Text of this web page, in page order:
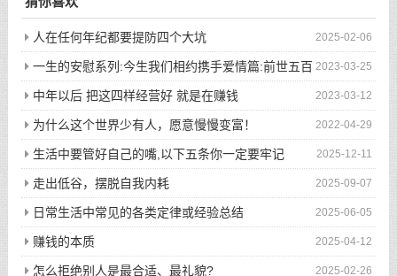
2025-02-06
人在任何年纪都要提防四个大坑
2023-03-25
一生的安慰系列:今生我们相约携手爱情篇:前世五百
次的回眸才换来今生的相遇
2023-03-12
中年以后 把这四样经营好 就是在赚钱
2022-04-29
为什么这个世界少有人，愿意慢慢变富！
2025-12-11
生活中要管好自己的嘴,以下五条你一定要牢记
2025-09-07
走出低谷，摆脱自我内耗
2025-06-05
日常生活中常见的各类定律或经验总结
2025-04-12
赚钱的本质
2025-02-26
怎么拒绝别人是最合适、最礼貌?